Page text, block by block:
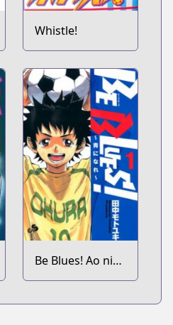
Whistle!
Be Blues! Ao ni
Nare